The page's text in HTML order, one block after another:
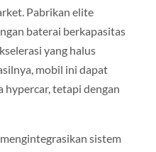
Pabrikan elite
baterai berkapasitas
yang halus
mobil ini dapat
hypercar, tetapi dengan
sistem